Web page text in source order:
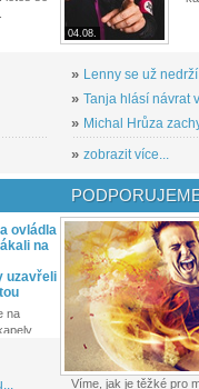
04.08.
» Lenny se už
» Tanja hlásí návrat
» Michal Hrůza
» zobrazit více...
ovládla
na
uzavřeli
na
Víme, jak je těžké pro